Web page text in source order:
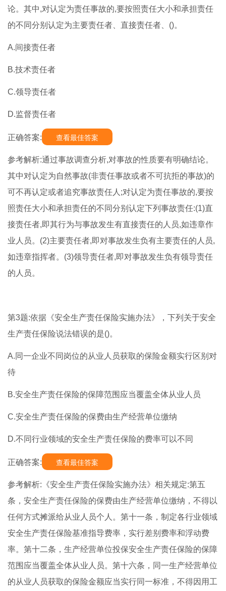
论。其中,对认定为责任事故的,要按照责任大小和承担责任
的不同分别认定为主要责任者、直接责任者、()。
A.间接责任者
B.技术责任者
C.领导责任者
D.监督责任者
正确答案: 查看最佳答案
参考解析:通过事故调查分析,对事故的性质要有明确结论。
其中对认定为自然事故(非责任事故或者不可抗拒的事故)的
可不再认定或者追究事故责任人;对认定为责任事故的,要按
照责任大小和承担责任的不同分别认定下列事故责任:(1)直
接责任者,即其行为与事故发生有直接责任的人员,如违章作
业人员。(2)主要责任者,即对事故发生负有主要责任的人员,
如违章指挥者。(3)领导责任者,即对事故发生负有领导责任
的人员。
第3题:依据《安全生产责任保险实施办法》，下列关于安全
生产责任保险说法错误的是()。
A.同一企业不同岗位的从业人员获取的保险金额实行区别对
待
B.安全生产责任保险的保障范围应当覆盖全体从业人员
C.安全生产责任保险的保费由生产经营单位缴纳
D.不同行业领域的安全生产责任保险的费率可以不同
正确答案: 查看最佳答案
参考解析:《安全生产责任保险实施办法》相关规定:第五
条，安全生产责任保险的保费由生产经营单位缴纳，不得以
任何方式摊派给从业人员个人。第十一条，制定各行业领域
安全生产责任保险基准指导费率，实行差别费率和浮动费
率。第十二条，生产经营单位投保安全生产责任保险的保障
范围应当覆盖全体从业人员。第十六条，同一生产经营单位
的从业人员获取的保险金额应当实行同一标准，不得因用工